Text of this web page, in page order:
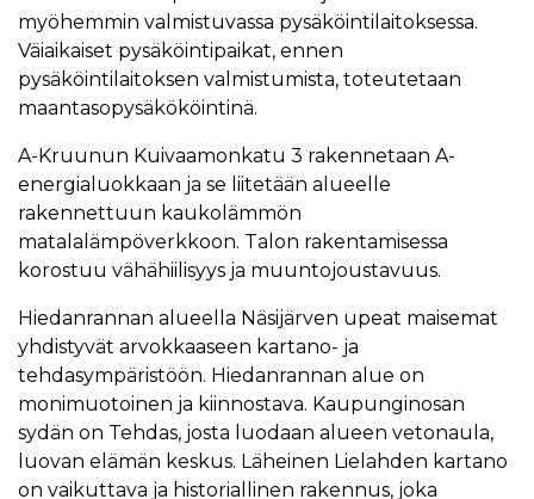
myöhemmin valmistuvassa pysäköintilaitoksessa.
Väiaikaiset pysäköintipaikat, ennen
pysäköintilaitoksen valmistumista, toteutetaan
maantasopysäkököintinä.
A-Kruunun Kuivaamonkatu 3 rakennetaan A-
energialuokkaan ja se liitetään alueelle
rakennettuun kaukolämmön
matalalämpöverkkoon. Talon rakentamisessa
korostuu vähähiilisyys ja muuntojoustavuus.
Hiedanrannan alueella Näsijärven upeat maisemat
yhdistyvät arvokkaaseen kartano- ja
tehdasympäristöön. Hiedanrannan alue on
monimuotoinen ja kiinnostava. Kaupunginosan
sydän on Tehdas, josta luodaan alueen vetonaula,
luovan elämän keskus. Läheinen Lielahden kartano
on vaikuttava ja historiallinen rakennus, joka